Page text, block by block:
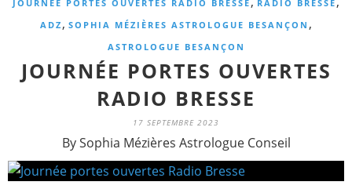
JOURNÉE PORTES OUVERTES RADIO BRESSE RADIO BRESSE
ADZ , SOPHIA MÉZIÈRES ASTROLOGUE BESANÇON ,
ASTROLOGUE BESANÇON
JOURNÉE PORTES OUVERTES
RADIO BRESSE
17 SEPTEMBRE 2023
By Sophia Mézières Astrologue Conseil